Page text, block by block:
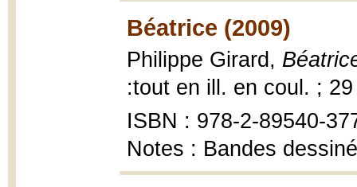
Béatrice (2009)
Philippe Girard,
:tout en ill. en coul. ;
ISBN : 978-2-89540-
Notes : Bandes